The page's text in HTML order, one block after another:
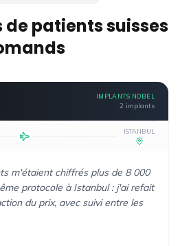
de patientssuisses
IMPLANTS NOBEL
2 implants
ISTANBUL
m'étaient chiffrés plus de 8 000
protocole à Istanbul : j'ai refait
du prix, avec suivi entre les